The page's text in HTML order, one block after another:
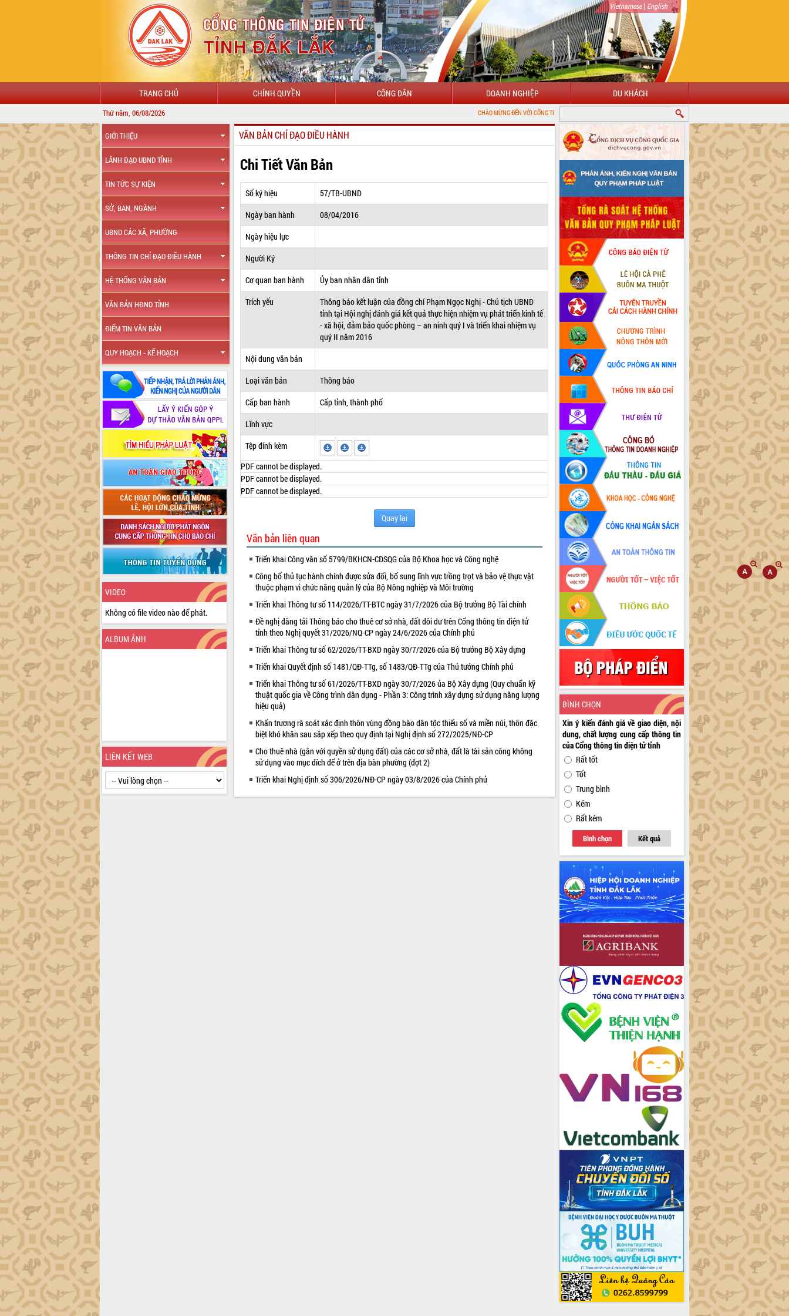
Vietnamese| English
TRANG CHỦ CHÍNH QUYỀN CÔNG DÂN DOANH NGHIỆP DU KHÁCH
Thứ năm, 06/08/2026 CHÀO MỪNG ĐẾN VỚI CỔNG THÔNG TIN ĐIỆN TỬ TỈNH ĐẮK LẮK
GIỚI THIỆU
LÃNH ĐẠO UBND TỈNH
TIN TỨC SỰ KIỆN
SỞ, BAN, NGÀNH
UBND CÁC XÃ, PHƯỜNG
THÔNG TIN CHỈ ĐẠO ĐIỀU HÀNH
HỆ THỐNG VĂN BẢN
VĂN BẢN HĐND TỈNH
ĐIỂM TIN VĂN BẢN
QUY HOẠCH - KẾ HOẠCH
VIDEO
Không có file video nào để phát.
ALBUM ẢNH
LIÊN KẾT WEB
VĂN BẢN CHỈ ĐẠO ĐIỀU HÀNH
Chi Tiết Văn Bản
Số ký hiệu
57/TB-UBND
Ngày ban hành
08/04/2016
Ngày hiệu lực
Người Ký
Cơ quan ban hành
Ủy ban nhân dân tỉnh
Trích yếu
Thông báo kết luận của đồng chí Phạm Ngọc Nghị - Chủ tịch UBND
tỉnh tại Hội nghị đánh giá kết quả thực hiện nhiệm vụ phát triển kinh tế
- xã hội, đảm bảo quốc phòng – an ninh quý I và triển khai nhiệm vụ
quý II năm 2016
Nội dung văn bản
Loại văn bản
Thông báo
Cấp ban hành
Cấp tỉnh, thành phố
Lĩnh vực
Tệp đính kèm
PDF cannot be displayed.
PDF cannot be displayed.
PDF cannot be displayed.
Quay lại
Văn bản liên quan
Triển khai Công văn số 5799/BKHCN-CĐSQG của Bộ Khoa học và Công nghệ
Công bố thủ tục hành chính được sửa đổi, bổ sung lĩnh vực trồng trọt và bảo vệ thực vật
thuộc phạm vi chức năng quản lý của Bộ Nông nghiệp và Môi trường
Triển khai Thông tư số 114/2026/TT-BTC ngày 31/7/2026 của Bộ trưởng Bộ Tài chính
Đề nghị đăng tải Thông báo cho thuê cơ sở nhà, đất dôi dư trên Cổng thông tin điện tử
tỉnh theo Nghị quyết 31/2026/NQ-CP ngày 24/6/2026 của Chính phủ
Triển khai Thông tư số 62/2026/TT-BXD ngày 30/7/2026 của Bộ trưởng Bộ Xây dựng
Triển khai Quyết định số 1481/QĐ-TTg, số 1483/QĐ-TTg của Thủ tướng Chính phủ
Triển khai Thông tư số 61/2026/TT-BXD ngày 30/7/2026 ủa Bộ Xây dựng (Quy chuẩn kỹ
thuật quốc gia về Công trình dân dụng - Phần 3: Công trình xây dựng sử dụng năng lượng
hiệu quả)
Khẩn trương rà soát xác định thôn vùng đồng bào dân tộc thiểu số và miền núi, thôn đặc
biệt khó khăn sau sắp xếp theo quy định tại Nghị định số 272/2025/NĐ-CP
Cho thuê nhà (gắn với quyền sử dụng đất) của các cơ sở nhà, đất là tài sản công không
sử dụng vào mục đích để ở trên địa bàn phường (đợt 2)
Triển khai Nghị định số 306/2026/NĐ-CP ngày 03/8/2026 của Chính phủ
BÌNH CHỌN
Xin ý kiến đánh giá về giao diện, nội
dung, chất lượng cung cấp thông tin
của Cổng thông tin điện tử tỉnh
Rất tốt
Tốt
Trung bình
Kém
Rất kém
Bình chọn Kết quả